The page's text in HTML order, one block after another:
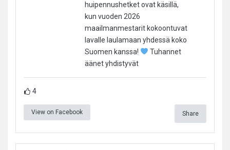
huipennushetket ovat käsillä,
kun vuoden 2026
maailmanmestarit kokoontuvat
lavalle laulamaan yhdessä koko
Suomen kanssa!
Tuhannet
äänet yhdistyvät
4
View on Facebook Share